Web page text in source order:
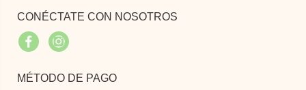
CONÉCTATE CON NOSOTROS
FacebookInstagram
MÉTODO DE PAGO